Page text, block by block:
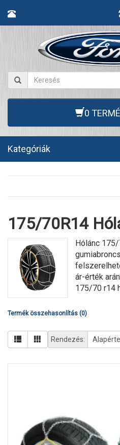
0
Kategóriák
175/70R14
Hólánc
ár-érték
175/70
Termék összehasonlítás (0)
Rendezés: